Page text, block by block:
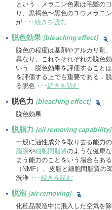
という．メラニン色素は毛髪の
り、黒褐色〜黒色のユウメラニ
が ･･･ 続きを読む
脱色効果 [bleaching effect]
脱色の程度は基剤やアルカリ剤
異なり、これをそれぞれの脱色
いう．脱色効果を評価すること
を評価する上でも重要である．
る脱色 ･･･ 続きを読む
脱色力 [bleaching effect]
脱色効果
脱脂力 [oil removing capability]
一般に油性成分を取り去る能力
脂膜や細胞間脂質のような健康
まう能力のことをいう場合もあ
（NMF）、皮脂と細胞間脂質の
洗浄 ･･･ 続きを読む
脱泡 [air removing]
化粧品製造中に混入した空気を